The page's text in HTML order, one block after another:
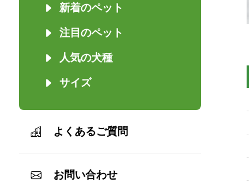
新着のペット
注目のペット
人気の犬種
サイズ
よくあるご質問
お問い合わせ